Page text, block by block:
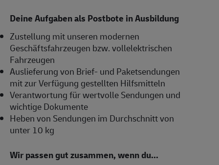
Deine Aufgaben als Postbote in Ausbildung
Zustellung mit unseren modernen
Geschäftsfahrzeugen bzw. vollelektrischen
Fahrzeugen
Auslieferung von Brief- und Paketsendungen
mit zur Verfügung gestellten Hilfsmitteln
Verantwortung für wertvolle Sendungen und
wichtige Dokumente
Heben von Sendungen im Durchschnitt von
unter 10 kg
Wir passen gut zusammen, wenn du...